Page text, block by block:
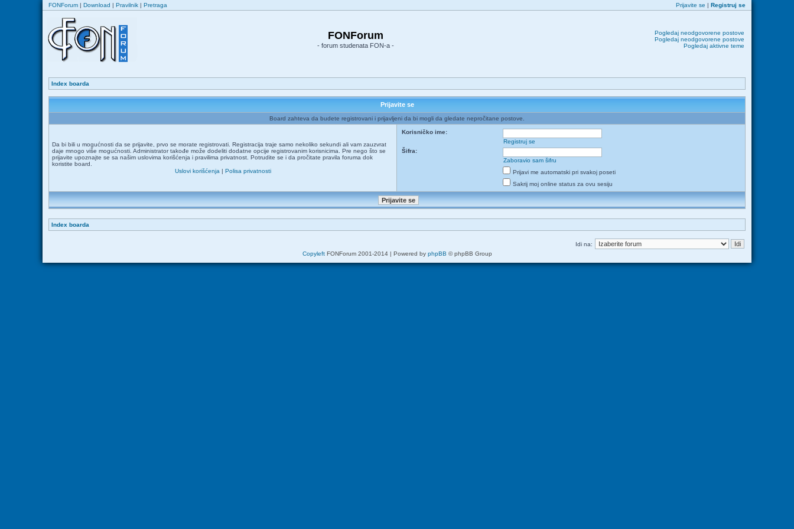
FONForum | Download | Pravilnik | Pretraga Prijavite se | Registruj se
FONForum
- forum studenata FON-a -
Pogledaj neodgovorene postove
Pogledaj neodgovorene postove
Pogledaj aktivne teme
Index boarda
Prijavite se
Board zahteva da budete registrovani i prijavljeni da bi mogli da gledate nepročitane postove.
Da bi bili u mogućnosti da se prijavite, prvo se morate registrovati. Registracija traje samo nekoliko sekundi ali vam zauzvrat
daje mnogo više mogućnosti. Administrator takođe može dodeliti dodatne opcije registrovanim korisnicima. Pre nego što se
prijavite upoznajte se sa našim uslovima korišćenja i pravilima privatnost. Potrudite se i da pročitate pravila foruma dok
koristite board.
Uslovi korišćenja | Polisa privatnosti
Korisničko ime:
Registruj se
Šifra:
Zaboravio sam šifru
Prijavi me automatski pri svakoj poseti
Sakrij moj online status za ovu sesiju
Index boarda
Idi na:
CopyleftFONForum 2001-2014 | Powered by phpBB © phpBB Group